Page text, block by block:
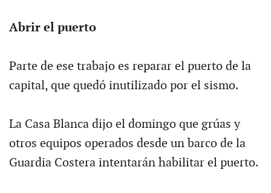
Abrir el puerto
Parte de ese trabajo es reparar el puerto de la
capital, que quedó inutilizado por el sismo.
La Casa Blanca dijo el domingo que grúas y
otros equipos operados desde un barco de la
Guardia Costera intentarán habilitar el puerto.